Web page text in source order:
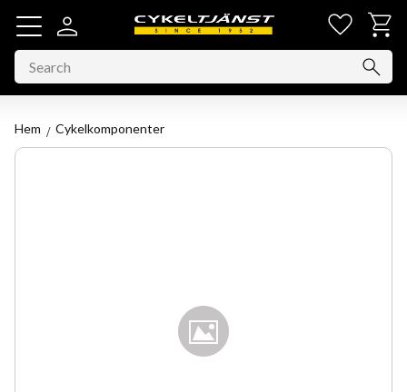
Menu
Basket
Hem Cykelkomponenter